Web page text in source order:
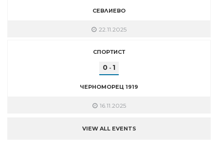
СЕВЛИЕВО
22.11.2025
СПОРТИСТ
0 - 1
ЧЕРНОМОРЕЦ 1919
16.11.2025
VIEW ALL EVENTS